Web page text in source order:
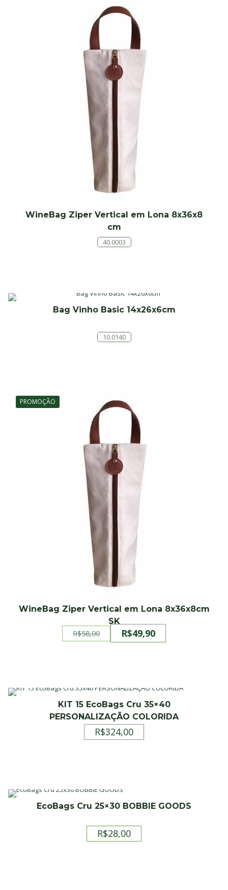
WineBag Ziper Vertical em Lona 8x36x8
cm
40.0003
Bag Vinho Basic 14x26x6cm
10.0140
PROMOÇÃO
WineBag Ziper Vertical em Lona 8x36x8cm
SK
R$58,00 R$49,90
KIT 15 EcoBags Cru 35×40
PERSONALIZAÇÃO COLORIDA
R$324,00
EcoBags Cru 25×30 BOBBIE GOODS
R$28,00